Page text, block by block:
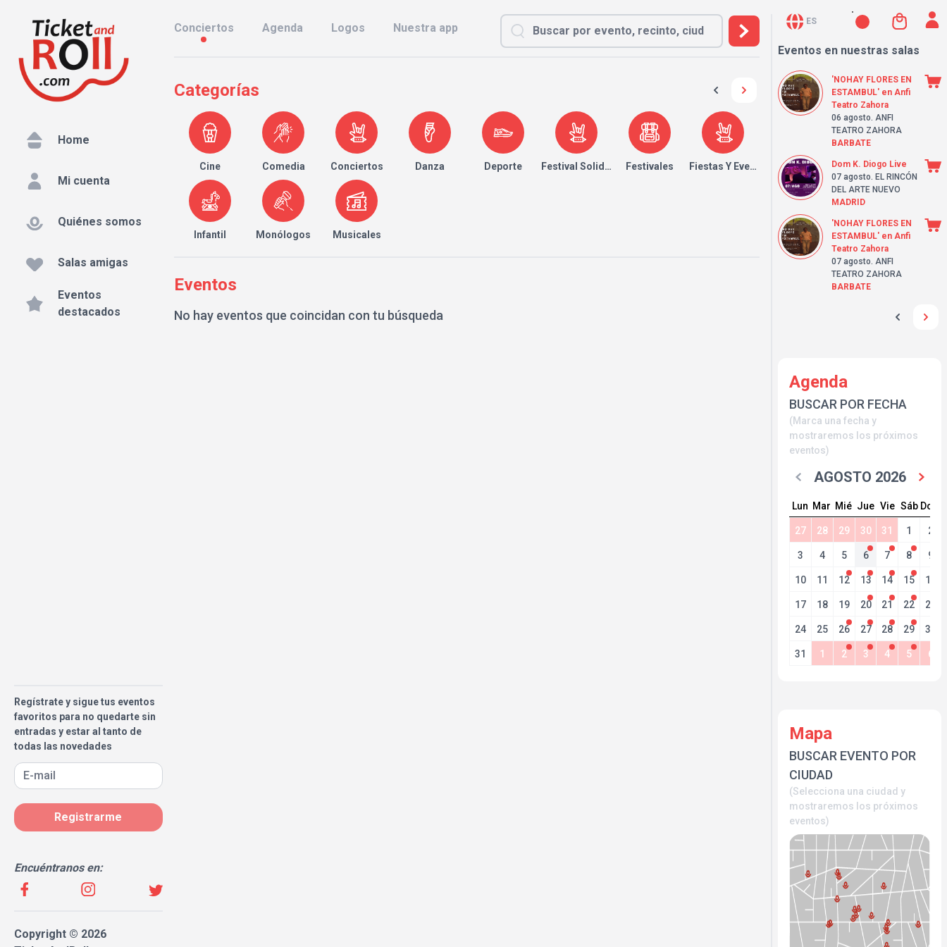
Home
Mi cuenta
Quiénes somos
Salas amigas
Eventos
destacados
Regístrate y sigue tus eventos
favoritos para no quedarte sin
entradas y estar al tanto de
todas las novedades
Registrarme
Encuéntranos en:
Copyright © 2026
Conciertos Agenda Logos Nuestra app
Categorías
Cine Comedia Conciertos Danza Deporte Festival Solidario Festivales Fiestas Y Eventos
Infantil Monólogos Musicales
Eventos
No hay eventos que coincidan con tu búsqueda
ES
Eventos en nuestras salas
'NOHAY FLORES EN
ESTAMBUL' en Anfi
Teatro Zahora
06 agosto. ANFI
TEATRO ZAHORA
BARBATE
Dom K. Diogo Live
07 agosto. EL RINCÓN
DEL ARTE NUEVO
MADRID
'NOHAY FLORES EN
ESTAMBUL' en Anfi
Teatro Zahora
07 agosto. ANFI
TEATRO ZAHORA
BARBATE
Agenda
BUSCAR POR FECHA
(Marca una fecha y
mostraremos los próximos
eventos)
AGOSTO 2026
Lun Mar Mié Jue Vie Sáb Dom
27 28 29 30 31 1 2
3 4 5 6 7 8 9
10 11 12 13 14 15 16
17 18 19 20 21 22 23
24 25 26 27 28 29 30
31 1 2 3 4 5 6
Mapa
BUSCAR EVENTO POR
CIUDAD
(Selecciona una ciudad y
mostraremos los próximos
eventos)